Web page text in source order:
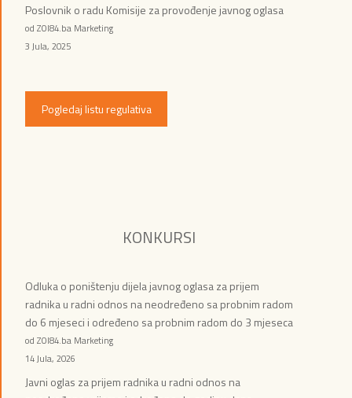
Poslovnik o radu Komisije za provođenje javnog oglasa
od ZOI84.ba Marketing
3 Jula, 2025
Pogledaj listu regulativa
KONKURSI
Odluka o poništenju dijela javnog oglasa za prijem
radnika u radni odnos na neodređeno sa probnim radom
do 6 mjeseci i određeno sa probnim radom do 3 mjeseca
od ZOI84.ba Marketing
14 Jula, 2026
Javni oglas za prijem radnika u radni odnos na